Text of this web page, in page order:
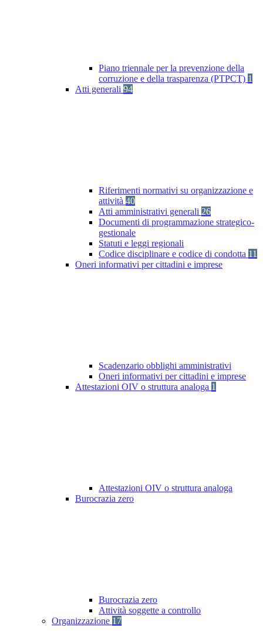
Piano triennale per la prevenzione della
corruzione e della trasparenza (PTPCT) 1
Atti generali 94
Riferimenti normativi su organizzazione e
attività 40
Atti amministrativi generali 26
Documenti di programmazione strategico-
gestionale
Statuti e leggi regionali
Codice disciplinare e codice di condotta 11
Oneri informativi per cittadini e imprese
Scadenzario obblighi amministrativi
Oneri informativi per cittadini e imprese
Attestazioni OIV o struttura analoga 1
Attestazioni OIV o struttura analoga
Burocrazia zero
Burocrazia zero
Attività soggette a controllo
Organizzazione 17